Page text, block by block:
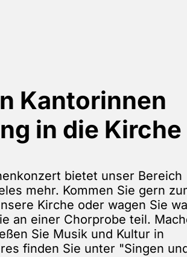
Kantorinnen
in die Kirche
bietet unser Bereich
mehr. Kommen Sie gern
Kirche oder wagen Sie
an einer Chorprobe teil.
Sie Musik und Kultur in
finden Sie unter "Singen